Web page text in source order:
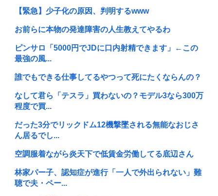
【緊急】少子化の原因、判明するwww
お前らに本物の発達障害の人生教えてやるわ
ピンサロ「5000円でJDに口内射精できます」←この
最強の風...
誰でもできる仕事してるやつって死にたくならんの？
なして君ら「テスラ」買わないの？モデル3なら300万
程度で買...
だった3分でリックドム12機撃墜される無能なおじさ
ん居るでし...
空調服着ながら炎天下で低賃金労働してる底辺さん
林家パー子、認知症が進行「一人で外出られない」難
聴で夫・ペー...